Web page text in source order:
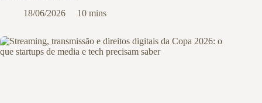
18/06/2026
10 mins